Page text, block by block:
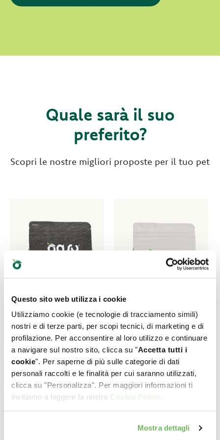
Questo sito web utilizza i cookie
Utilizziamo cookie (e tecnologie di tracciamento simili)
nostri e di terze parti, per scopi tecnici, di marketing e di
profilazione. Per acconsentire al loro utilizzo e continuare
a navigare sul nostro sito, clicca su "Accetta tutti i
cookie". Per saperne di più sulle categorie di dati
personali raccolti e le finalità per cui saranno utilizzati,
clicca su "Personalizza". Per maggiori informazioni ti
invitiamo a leggere la nostra Cookie Policy.
Mostra dettagli
Quale sarà il suo
preferito?
Scopri le nostre migliori proposte per il tuo pet
GRAIN FREE
FORMULA • Adult
ONE ANIMAL
PROTEIN • Adult